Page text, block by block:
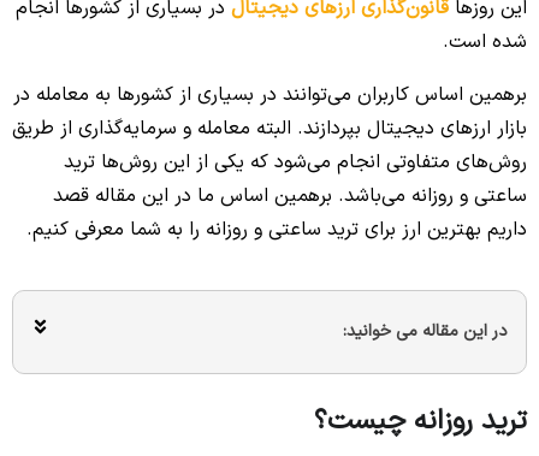
این روزها قانون‌گذاری ارزهای دیجیتال در بسیاری از کشورها انجام
شده است.
برهمین اساس کاربران می‌توانند در بسیاری از کشورها به معامله در
بازار ارزهای دیجیتال بپردازند. البته معامله و سرمایه‌گذاری از طریق
روش‌های متفاوتی انجام می‌شود که یکی از این روش‌ها ترید
ساعتی و روزانه می‌باشد. برهمین اساس ما در این مقاله قصد
داریم بهترین ارز برای ترید ساعتی و روزانه را به شما معرفی کنیم.
در این مقاله می خوانید:
ترید روزانه چیست؟